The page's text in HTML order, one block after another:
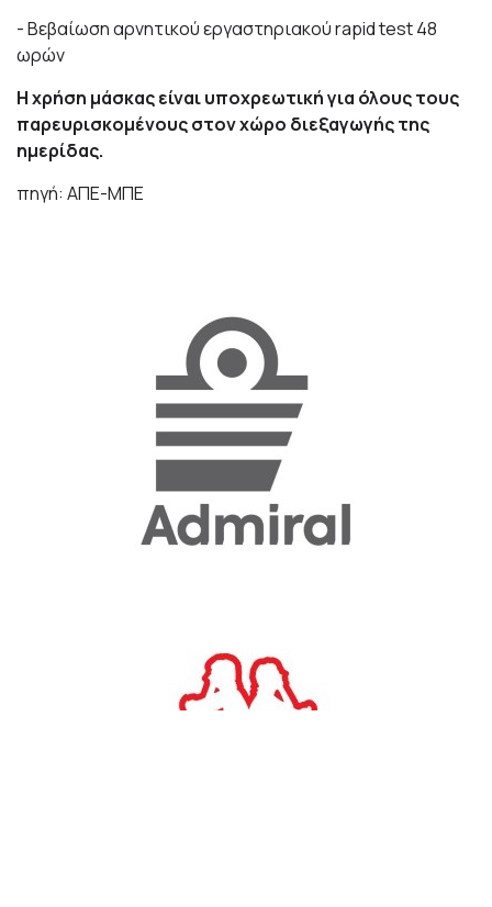
- Βεβαίωση αρνητικού εργαστηριακού rapid test 48
ωρών
Η χρήση μάσκας είναι υποχρεωτική για όλους τους
παρευρισκομένους στον χώρο διεξαγωγής της
ημερίδας.
πηγή: ΑΠΕ-ΜΠΕ